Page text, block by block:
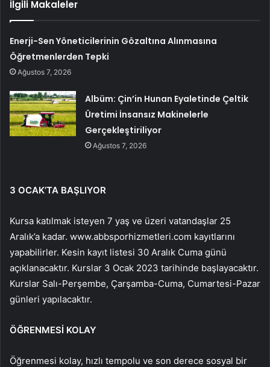
İlgili Makaleler
Enerji-Sen Yöneticilerinin Gözaltına Alınmasına
Öğretmenlerden Tepki
Ağustos 7, 2026
Albüm: Çin’in Hunan Eyaletinde Çeltik
Üretimi İnsansız Makinelerle
Gerçekleştiriliyor
Ağustos 7, 2026
3 OCAK’TA BAŞLIYOR
Kursa katılmak isteyen 7 yaş ve üzeri vatandaşlar 25
Aralık’a kadar. www.abbsporhizmetleri.com kayıtlarını
yapabilirler. Kesin kayıt listesi 30 Aralık Cuma günü
açıklanacaktır. Kurslar 3 Ocak 2023 tarihinde başlayacaktır.
Kurslar Salı-Perşembe, Çarşamba-Cuma, Cumartesi-Pazar
günleri yapılacaktır.
ÖĞRENMESİ KOLAY
Öğrenmesi kolay, hızlı tempolu ve son derece sosyal bir